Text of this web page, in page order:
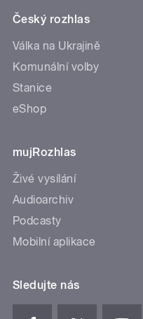
Český rozhlas
Válka na Ukrajině
Komunální volby
Stanice
eShop
mujRozhlas
Živé vysílání
Audioarchiv
Podcasty
Mobilní aplikace
Sledujte nás